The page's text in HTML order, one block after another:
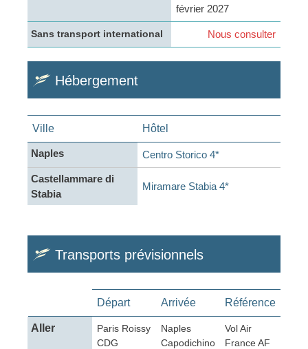
février 2027
Sans transport international Nous consulter
Hébergement
Ville Hôtel
Naples Centro Storico 4*
Castellammare di
Stabia
Miramare Stabia 4*
Transports prévisionnels
Départ Arrivée Référence
Aller
Paris Roissy
CDG
Naples
Capodichino
Vol Air
France AF